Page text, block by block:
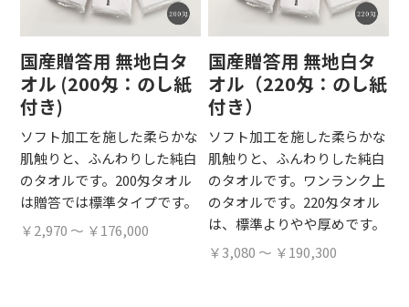
国産贈答用 無地白タ
オル (200匁：のし紙
付き)
ソフト加工を施した柔らかな
肌触りと、ふんわりした純白
のタオルです。200匁タオル
は贈答では標準タイプです。
￥2,970 ～ ￥176,000
国産贈答用 無地白タ
オル（220匁：のし紙
付き）
ソフト加工を施した柔らかな
肌触りと、ふんわりした純白
のタオルです。ワンランク上
のタオルです。220匁タオル
は、標準よりやや厚めです。
￥3,080 ～ ￥190,300